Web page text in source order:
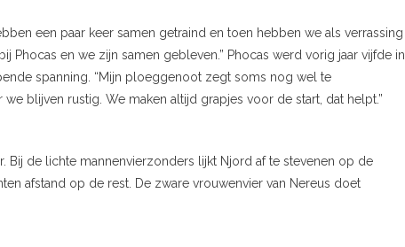
een paar keer samen getraind en toen hebben we als verrassing
en we zijn samen gebleven.” Phocas werd vorig jaar vijfde in
spanning. “Mijn ploeggenoot zegt soms nog wel te
blijven rustig. We maken altijd grapjes voor de start, dat helpt.”
Bij de lichte mannenvierzonders lijkt Njord af te stevenen op de
afstand op de rest. De zware vrouwenvier van Nereus doet